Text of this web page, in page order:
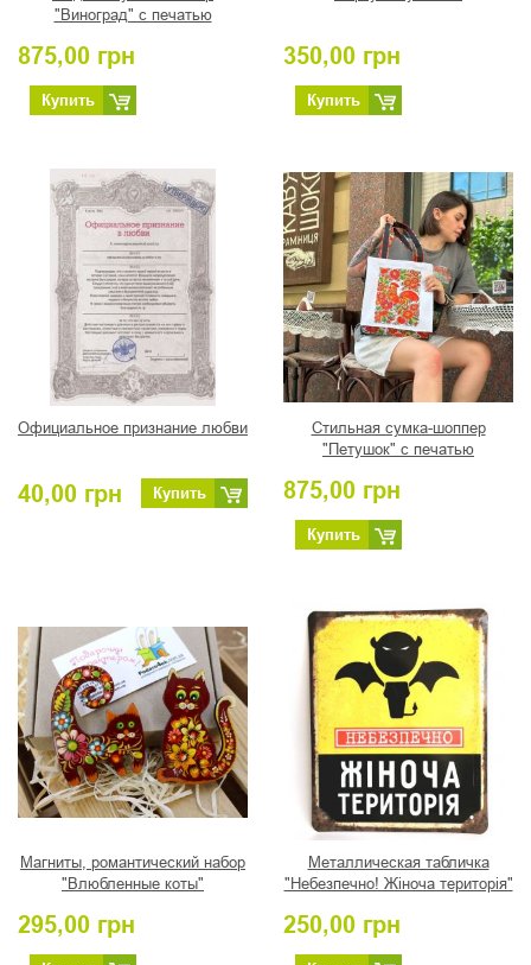
"Виноград" с печатью
Романова Т.
875,00 грн
Купить
350,00 грн
Купить
Официальное признание любви
40,00 грн Купить
Стильная сумка-шоппер
"Петушок" с печатью
Коваленко Н.И.
875,00 грн
Купить
Магниты, романтический набор
"Влюбленные коты"
295,00 грн
Металлическая табличка
"Небезпечно! Жiноча територiя"
250,00 грн